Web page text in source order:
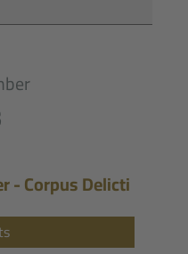
- Corpus Delicti